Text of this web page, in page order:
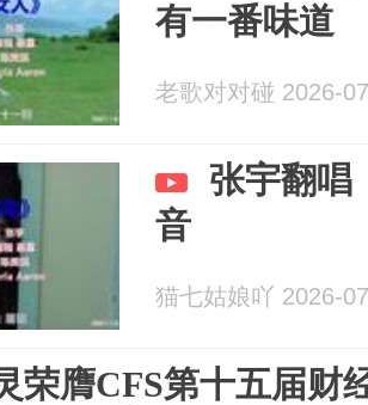
有一番味道
老歌对对碰 2026-
张宇翻唱
音
猫七姑娘吖 2026-
荣膺CFS第十五届财